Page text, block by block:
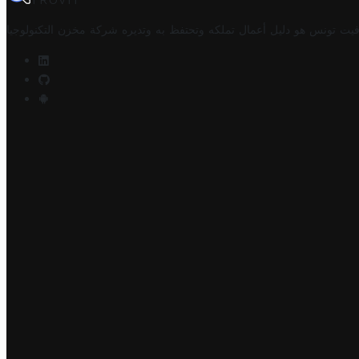
تونس هو دليل أعمال تملكه وتحتفظ به وتديره شركة مخزن التكنولوجيا